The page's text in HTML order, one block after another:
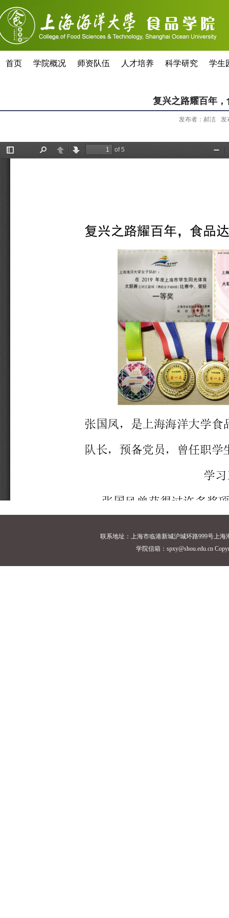
首页 学院概况 师资队伍 人才培养 科学研究 学生
复兴之路耀百年
发布者：郝洁 发
联系地址：上海市临港新城沪城环路999号上
学院信箱：spxy@shou.edu.cn